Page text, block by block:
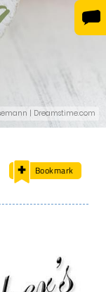
| Dreamstime.com
Bookmark